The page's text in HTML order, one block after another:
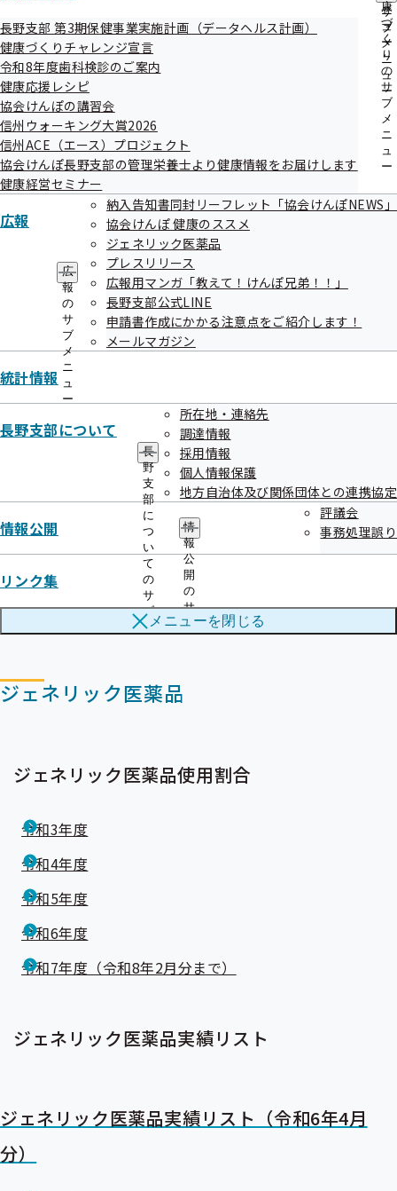
ニ
ュ
ー
サ
ブ
メ
ニ
ュ
ー
康
づ
く
り
の
サ
ブ
メ
ニ
ュ
ー
長野支部 第3期保健事業実施計画（データヘルス計画）
健康づくりチャレンジ宣言
令和8年度歯科検診のご案内
健康応援レシピ
協会けんぽの講習会
信州ウォーキング大賞2026
信州ACE（エース）プロジェクト
協会けんぽ長野支部の管理栄養士より健康情報をお届けします
健康経営セミナー
広報
広
報
の
サ
ブ
メ
ニ
ュ
ー
納入告知書同封リーフレット「協会けんぽNEWS」
協会けんぽ 健康のススメ
ジェネリック医薬品
プレスリリース
広報用マンガ「教えて！けんぽ兄弟！！」
長野支部公式LINE
申請書作成にかかる注意点をご紹介します！
メールマガジン
統計情報
長野支部について
長
野
支
部
に
つ
い
て
の
サ
ブ
メ
所在地・連絡先
調達情報
採用情報
個人情報保護
地方自治体及び関係団体との連携協定
情報公開
情
報
公
開
の
サ
ブ
メ
評議会
事務処理誤り
リンク集
メニューを閉じる
令和3年度
令和4年度
令和5年度
令和6年度
令和7年度（令和8年3月分まで）
保険給付
令和3年度
令和4年度
令和5年度
令和6年度
令和7年度（令和8年3月分まで）
年度推移
平成16～令和7年度
ジェネリック医薬品
ジェネリック医薬品使用割合
令和3年度
令和4年度
令和5年度
令和6年度
令和7年度（令和8年2月分まで）
ジェネリック医薬品実績リスト
ジェネリック医薬品実績リスト（令和6年4月
分）